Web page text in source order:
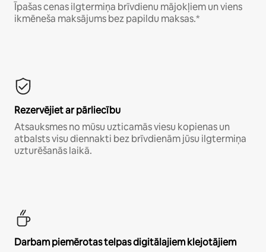
Īpašas cenas ilgtermiņa brīvdienu mājokļiem un viens
ikmēneša maksājums bez papildu maksas.*
Rezervējiet ar pārliecību
Atsauksmes no mūsu uzticamās viesu kopienas un
atbalsts visu diennakti bez brīvdienām jūsu ilgtermiņa
uzturēšanās laikā.
Darbam piemērotas telpas digitālajiem klejotājiem